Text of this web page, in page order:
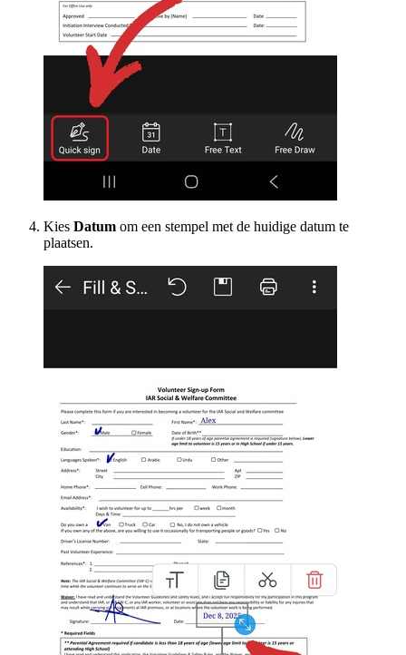
Kies Datum om een stempel met de huidige datum te
plaatsen.